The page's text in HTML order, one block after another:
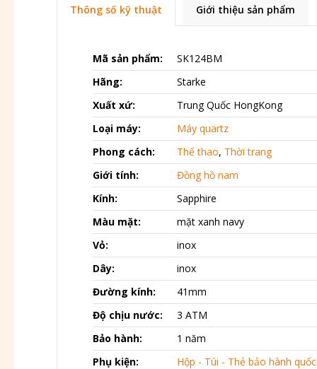
Thông số kỹ thuật Giới thiệu sản phẩm
Mã sản phẩm:
SK124BM
Hãng:
Starke
Xuất xứ:
Trung Quốc HongKong
Loại máy:
Máy quartz
Phong cách:
Thể thao, Thời trang
Giới tính:
Đồng hồ nam
Kính:
Sapphire
Màu mặt:
mặt xanh navy
Vỏ:
inox
Dây:
inox
Đường kính:
41mm
Độ chịu nước:
3 ATM
Bảo hành:
1 năm
Phụ kiện:
Hộp - Túi - Thẻ bảo hành